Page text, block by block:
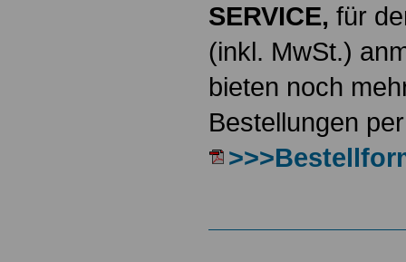
SERVICE, für
(inkl. MwSt.)
bieten noch
Bestellungen